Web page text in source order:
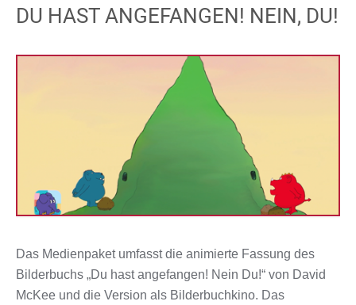
DU HAST ANGEFANGEN! NEIN, DU!
Das Medienpaket umfasst die animierte Fassung des
Bilderbuchs „Du hast angefangen! Nein Du!“ von David
McKee und die Version als Bilderbuchkino. Das